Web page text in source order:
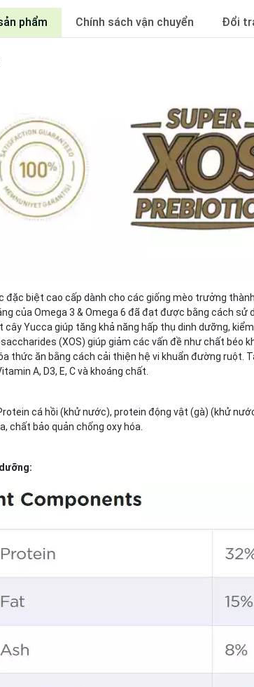
phẩm Chính sách vận chuyển Đổi
đặc biệt cao cấp dành cho các giống mèo trưởng thành.
của Omega 3 & Omega 6 đã đạt được bằng cách sử
cây Yucca giúp tăng khả năng hấp thụ dinh dưỡng,
(XOS) giúp giảm các vấn đề như chất béo
thức ăn bằng cách cải thiện hệ vi khuẩn đường ruột.
A, D3, E, C và khoáng chất.
cá hồi (khử nước), protein động vật (gà) (khử
chất bảo quản chống oxy hóa.